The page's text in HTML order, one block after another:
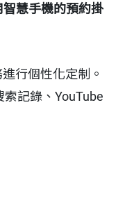
慧手機的預約掛
行個性化定制。
記錄、YouTube